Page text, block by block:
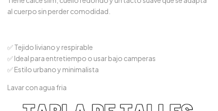
al cuerpo sin perder comodidad.
✅ Tejido liviano y respirable
✅ Ideal para entretiempo o usar bajo camperas
✅ Estilo urbano y minimalista
Lavar con agua fria